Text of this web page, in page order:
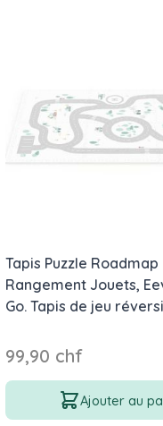
Tapis Puzzle Roadmap
Rangement Jouets,
Go. Tapis de jeu
routière/icônes, boîte
rangement et cabane
99,90 chf
Ajouter au